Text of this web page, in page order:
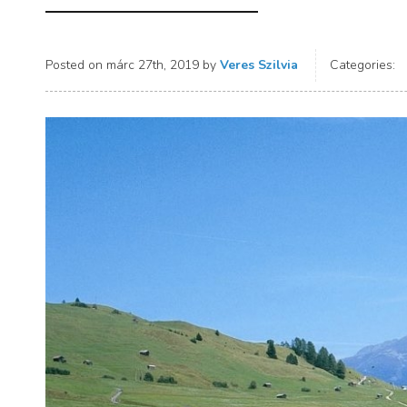
Posted on márc 27th, 2019 by Veres Szilvia Categories: